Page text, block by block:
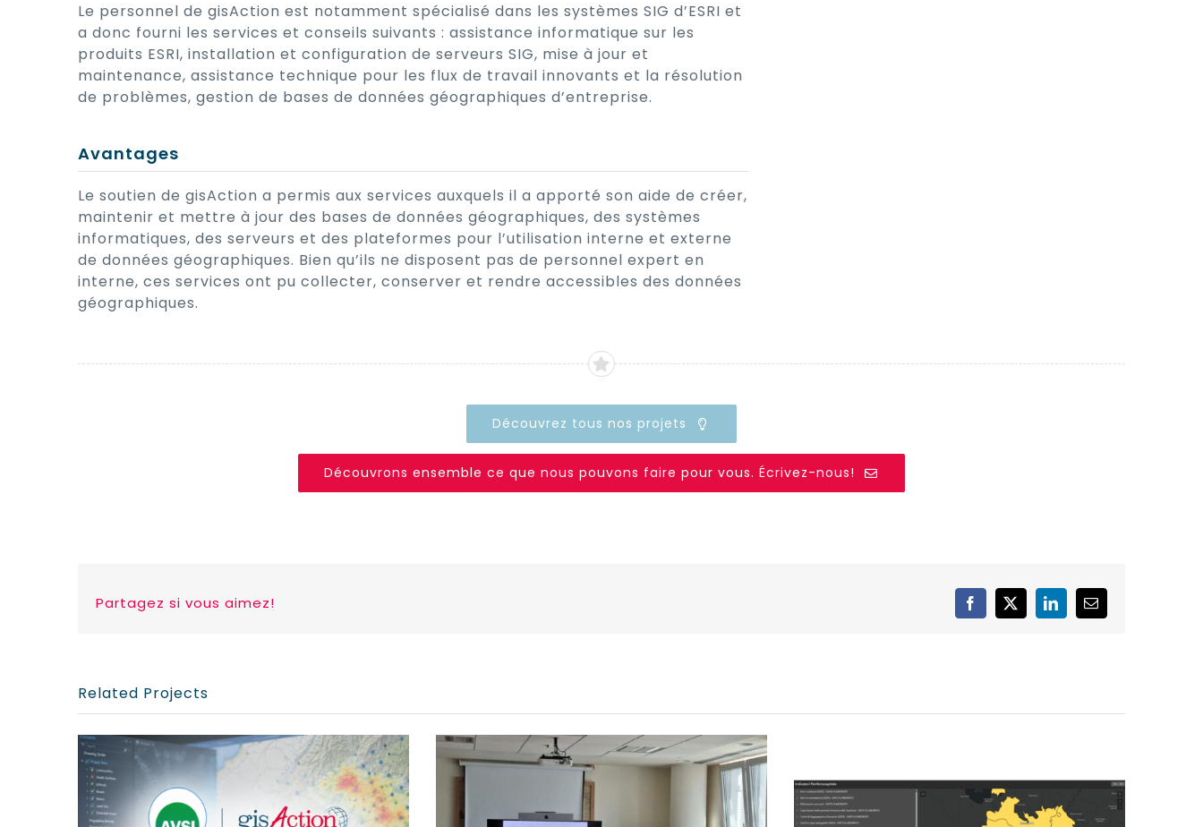
Le personnel de gisAction est notamment spécialisé dans les systèmes SIG d’ESRI et
a donc fourni les services et conseils suivants : assistance informatique sur les
produits ESRI, installation et configuration de serveurs SIG, mise à jour et
maintenance, assistance technique pour les flux de travail innovants et la résolution
de problèmes, gestion de bases de données géographiques d’entreprise.
Avantages
Le soutien de gisAction a permis aux services auxquels il a apporté son aide de créer,
maintenir et mettre à jour des bases de données géographiques, des systèmes
informatiques, des serveurs et des plateformes pour l’utilisation interne et externe
de données géographiques. Bien qu’ils ne disposent pas de personnel expert en
interne, ces services ont pu collecter, conserver et rendre accessibles des données
géographiques.
Découvrez tous nos projets
Découvrons ensemble ce que nous pouvons faire pour vous. Écrivez-nous!
Partagez si vous aimez! Facebook
X LinkedInEmail
Related Projects